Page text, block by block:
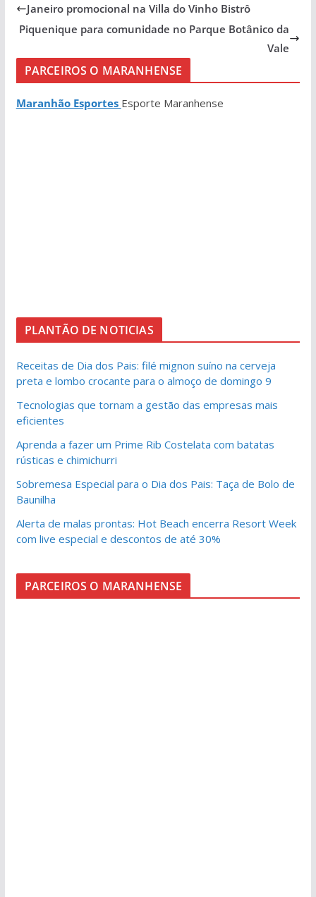
Janeiro promocional na Villa do Vinho Bistrô
Piquenique para comunidade no Parque Botânico da
Vale
PARCEIROS O MARANHENSE
Maranhão Esportes Esporte Maranhense
PLANTÃO DE NOTICIAS
Receitas de Dia dos Pais: filé mignon suíno na cerveja
preta e lombo crocante para o almoço de domingo 9
Tecnologias que tornam a gestão das empresas mais
eficientes
Aprenda a fazer um Prime Rib Costelata com batatas
rústicas e chimichurri
Sobremesa Especial para o Dia dos Pais: Taça de Bolo de
Baunilha
Alerta de malas prontas: Hot Beach encerra Resort Week
com live especial e descontos de até 30%
PARCEIROS O MARANHENSE